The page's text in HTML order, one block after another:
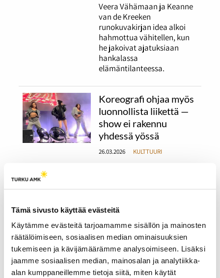
Tämä sivusto käyttää evästeitä
Käytämme evästeitä tarjoamamme sisällön ja mainosten
räätälöimiseen, sosiaalisen median ominaisuuksien
tukemiseen ja kävijämäärämme analysoimiseen. Lisäksi
jaamme sosiaalisen median, mainosalan ja analytiikka-
alan kumppaneillemme tietoja siitä, miten käytät
Veera Vähämaan ja Keanne
van de Kreeken
runokuvakirjan idea alkoi
hahmottua vähitellen, kun
he jakoivat ajatuksiaan
hankalassa
elämäntilanteessa.
Koreografi ohjaa myös
luonnollista liikettä —
show ei rakennu
yhdessä yössä
26.03.2026 KULTTUURI
suunnittelua, samoin kuin
Ammattikoreografit ja -
tanssijat Tiia Kasurinen ja
Ellinoora Lehti kertovat
työstään Suomessa ja
ulkomailla.